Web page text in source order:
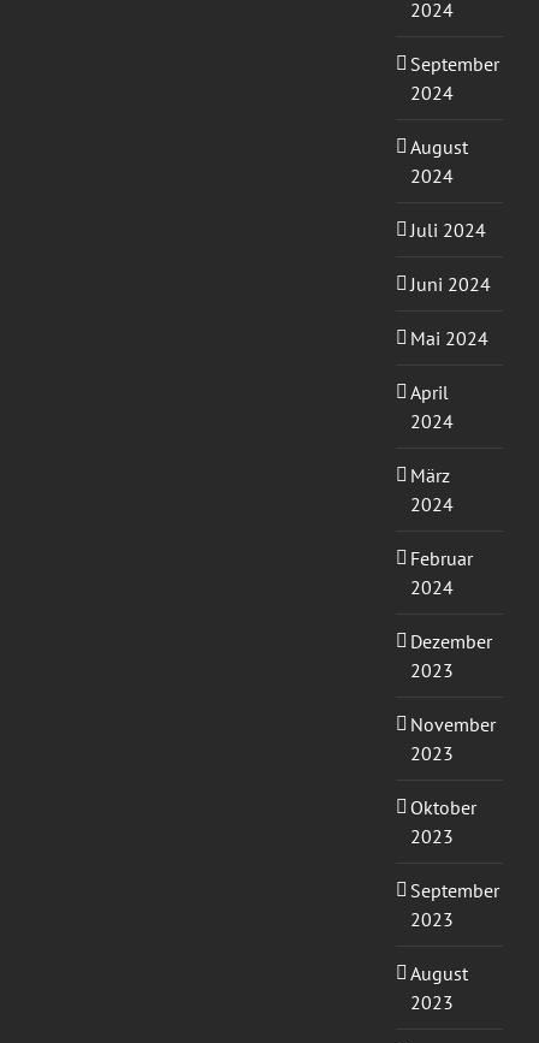
2024
September
2024
August
2024
Juli 2024
Juni 2024
Mai 2024
April
2024
März
2024
Februar
2024
Dezember
2023
November
2023
Oktober
2023
September
2023
August
2023